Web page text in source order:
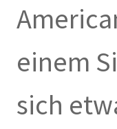
einem
sich